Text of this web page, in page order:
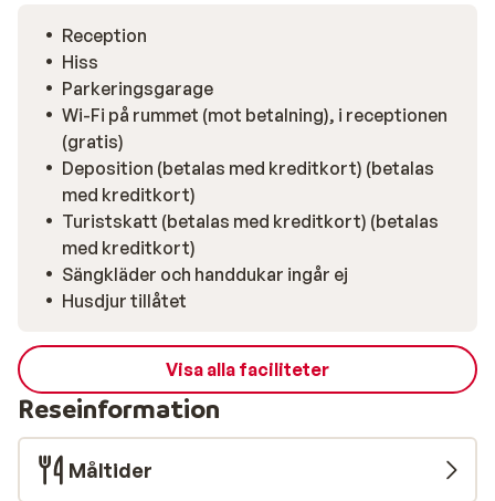
Reception
Hiss
Parkeringsgarage
Wi-Fi på rummet (mot betalning), i receptionen
(gratis)
Deposition (betalas med kreditkort) (betalas
med kreditkort)
Turistskatt (betalas med kreditkort) (betalas
med kreditkort)
Sängkläder och handdukar ingår ej
Husdjur tillåtet
Visa alla faciliteter
Reseinformation
Måltider